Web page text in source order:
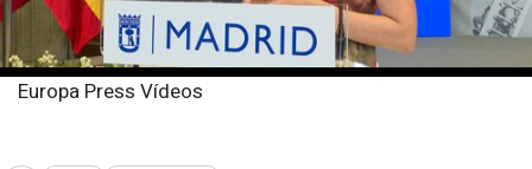
Europa Press Vídeos